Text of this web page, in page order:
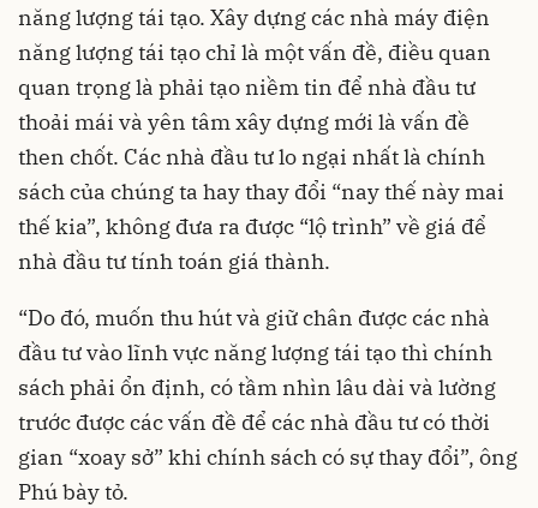
năng lượng tái tạo. Xây dựng các nhà máy điện
năng lượng tái tạo chỉ là một vấn đề, điều quan
quan trọng là phải tạo niềm tin để nhà đầu tư
thoải mái và yên tâm xây dựng mới là vấn đề
then chốt. Các nhà đầu tư lo ngại nhất là chính
sách của chúng ta hay thay đổi “nay thế này mai
thế kia”, không đưa ra được “lộ trình” về giá để
nhà đầu tư tính toán giá thành.
“Do đó, muốn thu hút và giữ chân được các nhà
đầu tư vào lĩnh vực năng lượng tái tạo thì chính
sách phải ổn định, có tầm nhìn lâu dài và lường
trước được các vấn đề để các nhà đầu tư có thời
gian “xoay sở” khi chính sách có sự thay đổi”, ông
Phú bày tỏ.